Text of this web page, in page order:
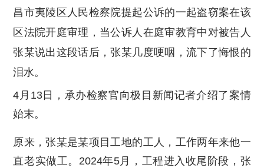
昌市夷陵区人民检察院提起公诉的一起盗窃案在该
区法院开庭审理，当公诉人在庭审教育中对被告人
张某说出这段话后，张某几度哽咽，流下了悔恨的
泪水。
4月13日，承办检察官向极目新闻记者介绍了案情
始末。
原来，张某是某项目工地的工人，工作两年来他一
直老实做工。2024年5月，工程进入收尾阶段，张